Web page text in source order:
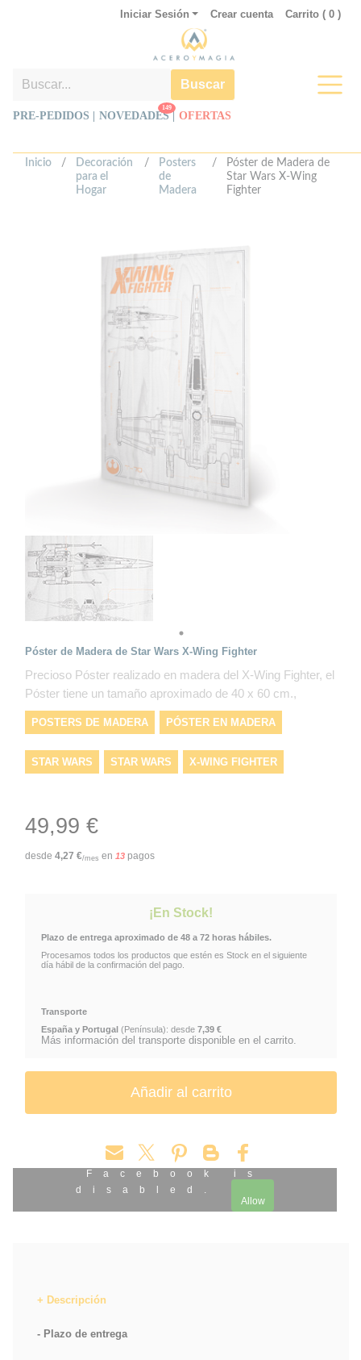
Carrito ( 0 )
Crear cuenta
Iniciar Sesión
Buscar
PRE-PEDIDOS | NOVEDADES
149
| OFERTAS
Inicio /
Decoración
para el
Hogar
/
Posters
de
Madera
/
Póster de Madera de
Star Wars X-Wing
Fighter
Póster de Madera de Star Wars X-Wing Fighter
Precioso Póster realizado en madera del X-Wing Fighter, el
Póster tiene un tamaño aproximado de 40 x 60 cm.,
POSTERS DE MADERA PÓSTER EN MADERA
STAR WARS STAR WARS X-WING FIGHTER
49,99 €
desde 4,27 €/mes en 13 pagos
¡En Stock!
Plazo de entrega aproximado de 48 a 72 horas hábiles.
Procesamos todos los productos que estén es Stock en el siguiente
día hábil de la confirmación del pago.
Transporte
España y Portugal (Península): desde 7,39 €
Más información del transporte disponible en el carrito.
Facebook is
disabled.
Allow
Descripción
Plazo de entrega